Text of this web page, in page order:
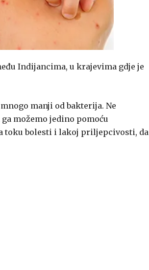
Indijancima, u krajevima gdje je
manji od bakterija. Ne
možemo jedino pomoću
toku bolesti i lakoj priljepcivosti, da